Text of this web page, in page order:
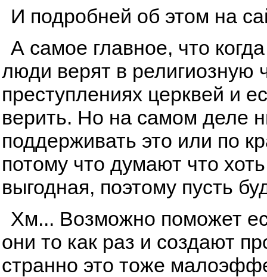
И подробней об этом на
А самое главное, что
люди верят в религиозную
преступлениях церквей и
верить. Но на самом деле
поддерживать это или по
потому что думают что
выгодная, поэтому пусть
Хм... Возможно поможет
они то как раз и создают
странно это тоже